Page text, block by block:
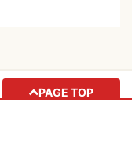
PAGE TOP